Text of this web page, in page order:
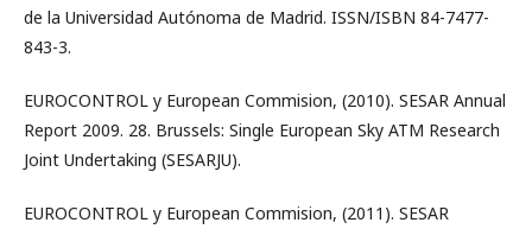
de la Universidad Autónoma de Madrid. ISSN/ISBN 84-7477-
843-3.
EUROCONTROL y European Commision, (2010). SESAR Annual
Report 2009. 28. Brussels: Single European Sky ATM Research
Joint Undertaking (SESARJU).
EUROCONTROL y European Commision, (2011). SESAR